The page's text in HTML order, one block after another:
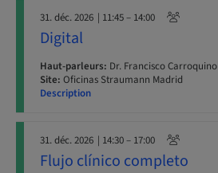
31. déc. 2026 | 11:45 – 14:00
Digital
Haut-parleurs: Dr. Francisco Carroquino
Site: Oficinas Straumann Madrid
Description
31. déc. 2026 | 14:30 – 17:00
Flujo clínico completo